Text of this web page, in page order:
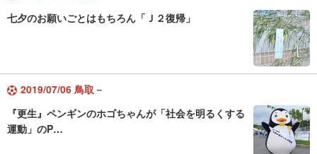
七夕のお願いごとはもちろん「Ｊ２復帰」
2019/07/06 鳥取－
『更生』ペンギンのホゴちゃんが「社会を明るくする
運動」のP…